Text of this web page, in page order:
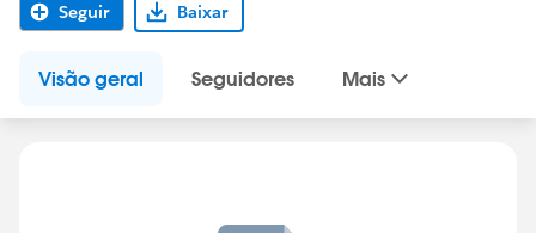
Seguir Baixar
Visão geral Seguidores Mais